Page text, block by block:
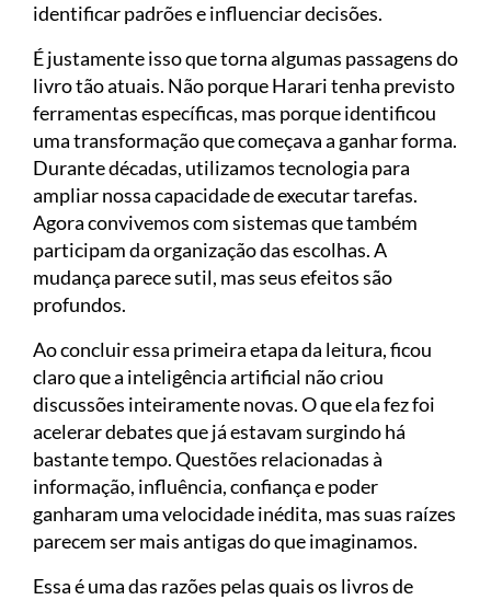
identificar padrões e influenciar decisões.
É justamente isso que torna algumas passagens do
livro tão atuais. Não porque Harari tenha previsto
ferramentas específicas, mas porque identificou
uma transformação que começava a ganhar forma.
Durante décadas, utilizamos tecnologia para
ampliar nossa capacidade de executar tarefas.
Agora convivemos com sistemas que também
participam da organização das escolhas. A
mudança parece sutil, mas seus efeitos são
profundos.
Ao concluir essa primeira etapa da leitura, ficou
claro que a inteligência artificial não criou
discussões inteiramente novas. O que ela fez foi
acelerar debates que já estavam surgindo há
bastante tempo. Questões relacionadas à
informação, influência, confiança e poder
ganharam uma velocidade inédita, mas suas raízes
parecem ser mais antigas do que imaginamos.
Essa é uma das razões pelas quais os livros de